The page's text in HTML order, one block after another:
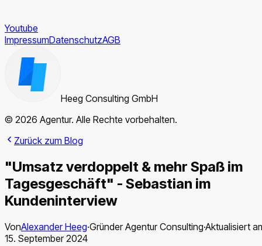
Youtube
ImpressumDatenschutzAGB
Heeg Consulting GmbH
© 2026 Agentur. Alle Rechte vorbehalten.
Zurück zum Blog
"Umsatz verdoppelt & mehr Spaß im
Tagesgeschäft" - Sebastian im
Kundeninterview
VonAlexander Heeg·Gründer Agentur Consulting·Aktualisiert
15. September 2024